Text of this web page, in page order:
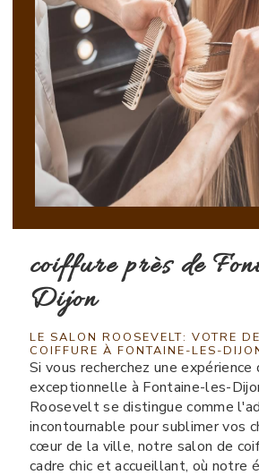
coiffure près de
Dijon
LE SALON ROOSEVELT: VOTRE
COIFFURE À FONTAINE-LES-
Si vous recherchez une expérience
exceptionnelle à Fontaine-les-
Roosevelt se distingue comme
incontournable pour sublimer vos
cœur de la ville, notre salon de
cadre chic et accueillant, où notre